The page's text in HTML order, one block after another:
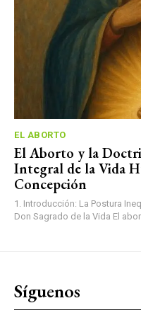
EL ABORTO
El Aborto y la
Integral de la Vida
Concepción
1. Introducción: La Postura
Don Sagrado de
Síguenos